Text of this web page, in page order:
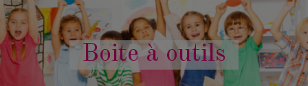
Boite à outils